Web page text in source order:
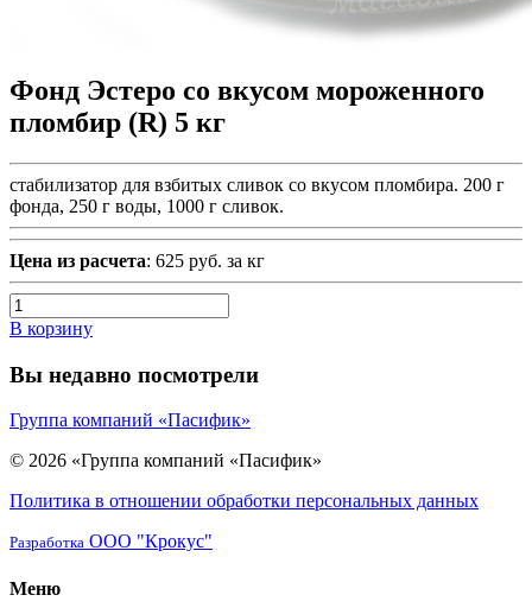
Фонд Эстеро со вкусом мороженного
пломбир (R) 5 кг
стабилизатор для взбитых сливок со вкусом пломбира. 200 г
фонда, 250 г воды, 1000 г сливок.
Цена из расчета: 625 руб. за кг
В корзину
Вы недавно посмотрели
Группа компаний «Пасифик»
© 2026 «Группа компаний «Пасифик»
Политика в отношении обработки персональных данных
Разработка ООО "Крокус"
Меню